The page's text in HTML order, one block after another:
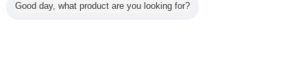
Все продукты
Good day, what product are you looking for?